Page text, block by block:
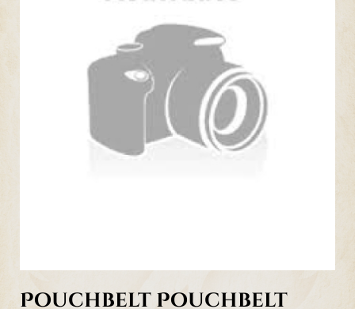
Pouchbelt Pouchbelt